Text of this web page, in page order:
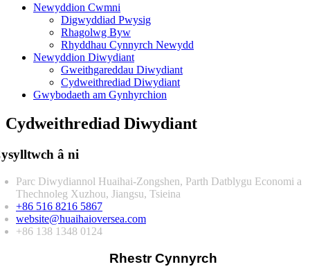
Newyddion Cwmni
Digwyddiad Pwysig
Rhagolwg Byw
Rhyddhau Cynnyrch Newydd
Newyddion Diwydiant
Gweithgareddau Diwydiant
Cydweithrediad Diwydiant
Gwybodaeth am Gynhyrchion
Cydweithrediad Diwydiant
â ni
Parc Diwydiannol Huaihai-Zongshen, Parth Datblygu Economi a
Thechnoleg Xuzhou, Jiangsu, Tsieina
+86 516 8216 5867
website@huaihaioversea.com
+86 138 1348 0124
Rhestr Cynnyrch